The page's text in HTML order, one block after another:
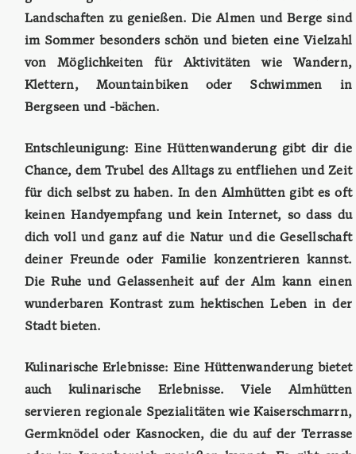
Landschaften zu genießen. Die Almen und Berge sind
im Sommer besonders schön und bieten eine Vielzahl
von Möglichkeiten für Aktivitäten wie Wandern,
Klettern, Mountainbiken oder Schwimmen in
Bergseen und -bächen.
Entschleunigung: Eine Hüttenwanderung gibt dir die
Chance, dem Trubel des Alltags zu entfliehen und Zeit
für dich selbst zu haben. In den Almhütten gibt es oft
keinen Handyempfang und kein Internet, so dass du
dich voll und ganz auf die Natur und die Gesellschaft
deiner Freunde oder Familie konzentrieren kannst.
Die Ruhe und Gelassenheit auf der Alm kann einen
wunderbaren Kontrast zum hektischen Leben in der
Stadt bieten.
Kulinarische Erlebnisse: Eine Hüttenwanderung bietet
auch kulinarische Erlebnisse. Viele Almhütten
servieren regionale Spezialitäten wie Kaiserschmarrn,
Germknödel oder Kasnocken, die du auf der Terrasse